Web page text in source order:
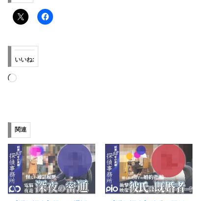
いいね:
読
み
中…
関連